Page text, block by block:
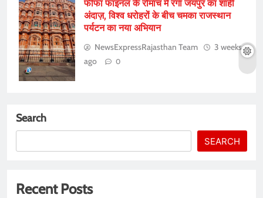
फीफा फाइनल के रोमांच में रंगा जयपुर का शाही
अंदाज़, विश्व धरोहरों के बीच चमका राजस्थान
पर्यटन का नया अभियान
NewsExpressRajasthan Team
3 weeks
ago
0
Search
SEARCH
Recent Posts